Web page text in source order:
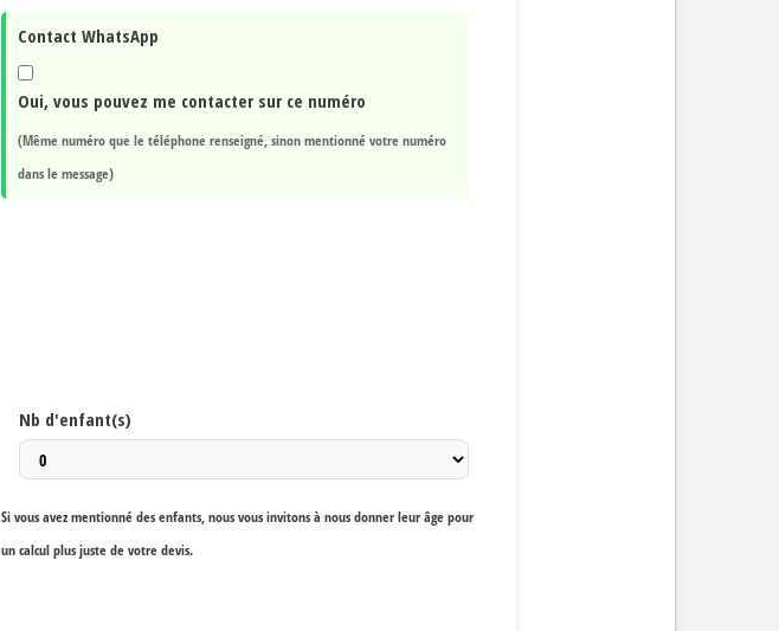
Contact WhatsApp
Oui, vous pouvez me contacter sur ce numéro
(Même numéro que le téléphone renseigné, sinon mentionné votre numéro
dans le message)
Nb d'enfant(s)
Si vous avez mentionné des enfants, nous vous invitons à nous donner leur âge pour
un calcul plus juste de votre devis.